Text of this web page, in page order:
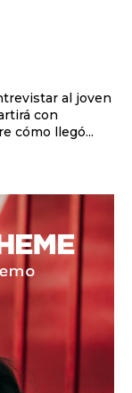
al joven
con
cómo llegó...